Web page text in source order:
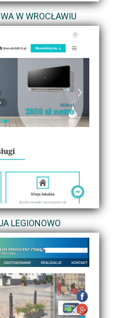
W WROCŁAWIU
LEGIONOWO